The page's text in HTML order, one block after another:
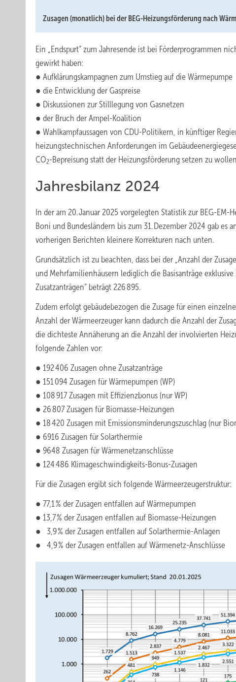
Zusagen (monatlich) bei der BEG-Heizungsförderung nach
Ein „Endspurt“ zum Jahresende ist bei Förderprogrammen
gewirkt haben:
● Aufklärungskampagnen zum Umstieg auf die Wärmepumpe
● die Entwicklung der Gaspreise
● Diskussionen zur Stilllegung von Gasnetzen
● der Bruch der Ampel-Koalition
● Wahlkampfaussagen von CDU-Politikern, in künftiger
heizungstechnischen Anforderungen im
CO2-Bepreisung statt der Heizungsförderung setzen zu wollen
Jahresbilanz 2024
In der am 20. Januar 2025 vorgelegten Statistik zur BEG-
Boni und Bundesländern bis zum 31. Dezember 2024 gab
vorherigen Berichten kleinere Korrekturen nach unten.
Grundsätzlich ist zu beachten, dass bei der „Anzahl der
und Mehrfamilienhäusern lediglich die Basisanträge
Zusatzanträgen“ beträgt 226 895.
Zudem erfolgt gebäudebezogen die Zusage für einen
Anzahl der Wärmeerzeuger kann dadurch die Anzahl der
die dichteste Annäherung an die Anzahl der involvierten
folgende Zahlen vor:
● 192 406 Zusagen ohne Zusatzanträge
● 151 094 Zusagen für Wärmepumpen (WP)
● 108 917 Zusagen mit Effizienzbonus (nur WP)
● 26 807 Zusagen für Biomasse-Heizungen
● 18 420 Zusagen mit Emissionsminderungszuschlag (nur
● 6916 Zusagen für Solarthermie
● 9648 Zusagen für Wärmenetzanschlüsse
● 124 486 Klimageschwindigkeits-Bonus-Zusagen
Für die Zusagen ergibt sich folgende Wärmeerzeugerstruktur:
● 77,1 % der Zusagen entfallen auf Wärmepumpen
● 13,7 % der Zusagen entfallen auf Biomasse-Heizungen
● 3,9 % der Zusagen entfallen auf Solarthermie-Anlagen
● 4,9 % der Zusagen entfallen auf Wärmenetz-Anschlüsse